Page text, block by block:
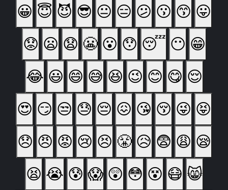
😀 😇 😈 😎 😐 😑 😕 😗 😙 😛
😟 😦 😧 😬 😮 😯 😴 😶 😁
😂 😃 😄 😅 😆 😉 😊 😋 😌
😍 😏 😒 😓 😔 😖 😘 😚 😜 😝
😞 😠 😡 😢 😣 😤 😥 😨 😩 😪
😫 😭 😰 😱 😲 😳 😵 😷 😸